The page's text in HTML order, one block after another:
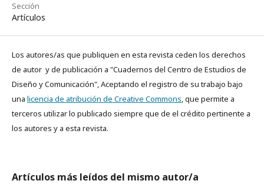
Sección
Artículos
Los autores/as que publiquen en esta revista ceden los derechos
de autor y de publicación a "Cuadernos del Centro de Estudios de
Diseño y Comunicación", Aceptando el registro de su trabajo bajo
una licencia de atribución de Creative Commons, que permite a
terceros utilizar lo publicado siempre que de el crédito pertinente a
los autores y a esta revista.
Artículos más leídos del mismo autor/a